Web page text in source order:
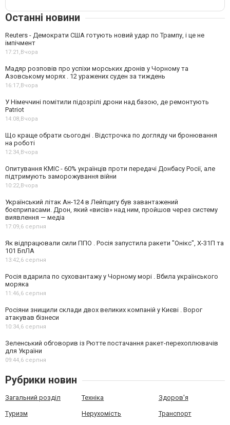
Останні новини
Reuters - Демократи США готують новий удар по Трампу, і це не
імпічмент
17:21,Вчора
Мадяр розповів про успіхи морських дронів у Чорному та
Азовському морях . 12 уражених суден за тиждень
16:17,Вчора
У Німеччині помітили підозрілі дрони над базою, де ремонтують
Patriot
14:08,Вчора
Що краще обрати сьогодні . Відстрочка по догляду чи бронювання
на роботі
12:34,Вчора
Опитування КМІС - 60% українців проти передачі Донбасу Росії, але
підтримують заморожування війни
10:22,Вчора
Український літак Ан-124 в Лейпцигу був завантажений
боєприпасами. Дрон, який «висів» над ним, пройшов через систему
виявлення — медіа
17:09,6 серпня
Як відпрацювали сили ППО . Росія запустила ракети "Онікс", Х-31П та
101 БпЛА
13:42,6 серпня
Росія вдарила по суховантажу у Чорному морі . Вбила українського
моряка
11:46,6 серпня
Росіяни знищили склади двох великих компаній у Києві . Ворог
атакував бізнеси
10:34,6 серпня
Зеленський обговорив із Рютте постачання ракет-перехоплювачів
для України
09:44,6 серпня
Рубрики новин
Загальний розділ Техніка Здоров'я
Туризм Нерухомість Транспорт